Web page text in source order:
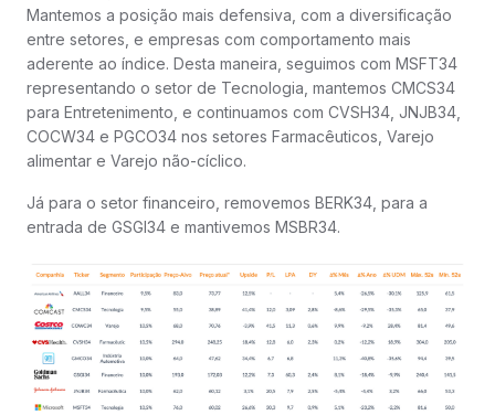
Mantemos a posição mais defensiva, com a diversificação
entre setores, e empresas com comportamento mais
aderente ao índice. Desta maneira, seguimos com MSFT34
representando o setor de Tecnologia, mantemos CMCS34
para Entretenimento, e continuamos com CVSH34, JNJB34,
COCW34 e PGCO34 nos setores Farmacêuticos, Varejo
alimentar e Varejo não-cíclico.
Já para o setor financeiro, removemos BERK34, para a
entrada de GSGI34 e mantivemos MSBR34.